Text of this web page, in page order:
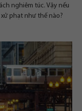
nghiêm túc. Vậy nếu
phạt như thế nào?